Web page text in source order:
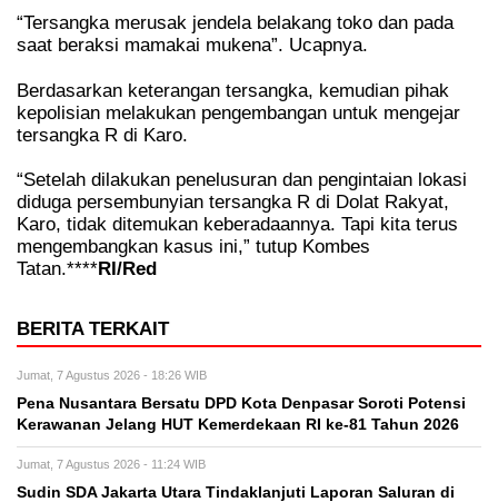
“Tersangka merusak jendela belakang toko dan pada
saat beraksi mamakai mukena”. Ucapnya.
Berdasarkan keterangan tersangka, kemudian pihak
kepolisian melakukan pengembangan untuk mengejar
tersangka R di Karo.
“Setelah dilakukan penelusuran dan pengintaian lokasi
diduga persembunyian tersangka R di Dolat Rakyat,
Karo, tidak ditemukan keberadaannya. Tapi kita terus
mengembangkan kasus ini,” tutup Kombes
Tatan.****RI/Red
BERITA TERKAIT
Jumat, 7 Agustus 2026 - 18:26 WIB
Pena Nusantara Bersatu DPD Kota Denpasar Soroti Potensi
Kerawanan Jelang HUT Kemerdekaan RI ke-81 Tahun 2026
Jumat, 7 Agustus 2026 - 11:24 WIB
Sudin SDA Jakarta Utara Tindaklanjuti Laporan Saluran di